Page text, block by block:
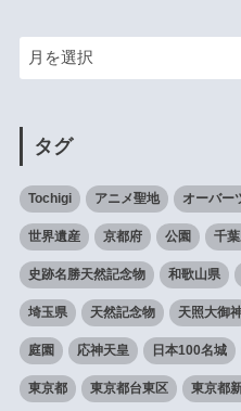
タグ
Tochigi アニメ聖地 オーバー
世界遺産 京都府 公園 千
史跡名勝天然記念物 和歌山県
埼玉県 天然記念物 天照大御
庭園 応神天皇 日本100名城
東京都 東京都台東区 東京都